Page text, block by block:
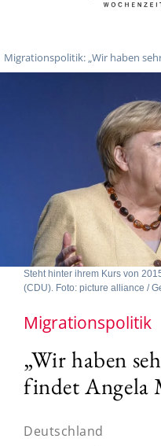
Migrationspolitik: „Wir haben
Steht hinter ihrem Kurs von
(CDU). Foto: picture alliance /
Migrationspolitik
„Wir haben
findet Angela
Deutschland